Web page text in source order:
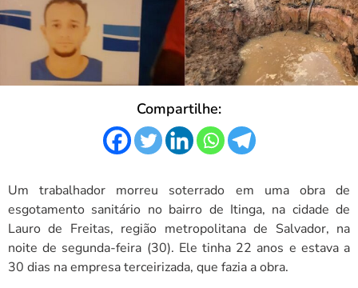
Compartilhe:
Um trabalhador morreu soterrado em uma obra de
esgotamento sanitário no bairro de Itinga, na cidade de
Lauro de Freitas, região metropolitana de Salvador, na
noite de segunda-feira (30). Ele tinha 22 anos e estava a
30 dias na empresa terceirizada, que fazia a obra.